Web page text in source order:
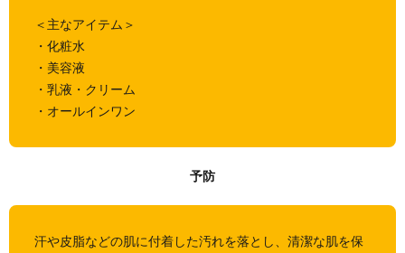
＜主なアイテム＞
・化粧水
・美容液
・乳液・クリーム
・オールインワン
予防
汗や皮脂などの肌に付着した汚れを落とし、清潔な肌を保